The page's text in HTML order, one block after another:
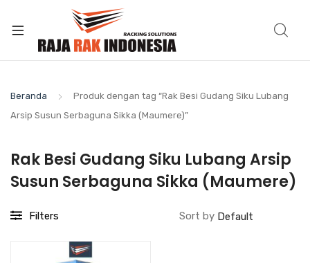
Beranda
Produk dengan tag “Rak Besi Gudang Siku Lubang
Arsip Susun Serbaguna Sikka (Maumere)”
Rak Besi Gudang Siku Lubang Arsip
Susun Serbaguna Sikka (Maumere)
Filters Sort by